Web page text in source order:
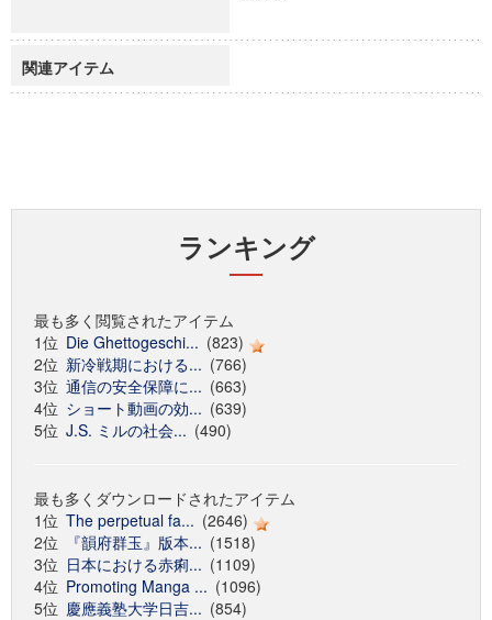
関連アイテム
ランキング
最も多く閲覧されたアイテム
1位 Die Ghettogeschi... (823)
2位 新冷戦期における... (766)
3位 通信の安全保障に... (663)
4位 ショート動画の効... (639)
5位 J.S. ミルの社会... (490)
最も多くダウンロードされたアイテム
1位 The perpetual fa... (2646)
2位
『韻府群玉』版本... (1518)
3位 日本における赤痢... (1109)
4位 Promoting Manga ... (1096)
5位 慶應義塾大学日吉... (854)